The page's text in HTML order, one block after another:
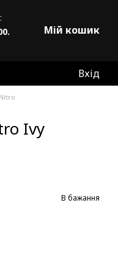
Мій кошик
Вхід
Ivy
В бажання